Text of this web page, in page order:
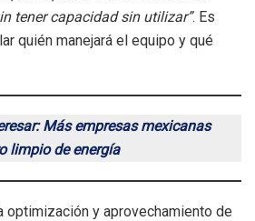
tener capacidad sin utilizar”. Es
quién manejará el equipo y qué
Más empresas mexicanas
limpio de energía
optimización y aprovechamiento de